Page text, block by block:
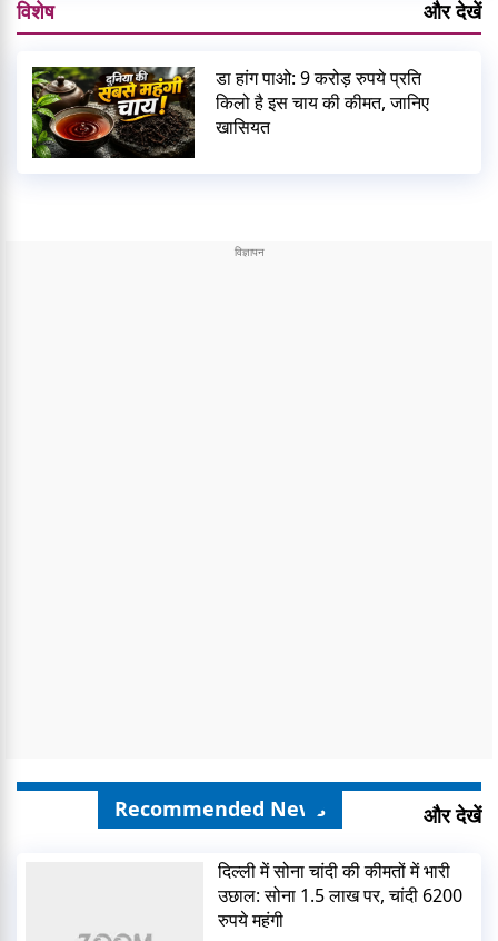
विशेष और देखें
डा हांग पाओ: 9 करोड़ रुपये प्रति
किलो है इस चाय की कीमत, जानिए
खासियत
Recommended News और देखें
दिल्ली में सोना चांदी की कीमतों में भारी
उछाल: सोना 1.5 लाख पर, चांदी 6200
रुपये महंगी